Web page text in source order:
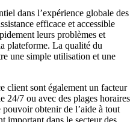
dans l’expérience globale des
efficace et accessible
leurs problèmes et
plateforme. La qualité du
une simple utilisation et une
client sont également un facteur
24/7 ou avec des plages horaires
pouvoir obtenir de l’aide à tout
important dans le secteur des